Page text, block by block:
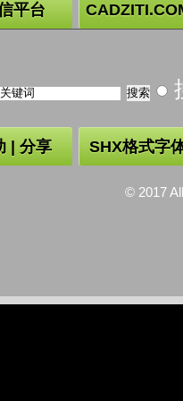
平台
| 分享 SHX格式字
© 2017